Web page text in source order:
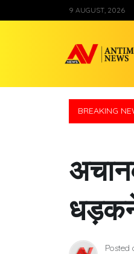
to
9 AUGUST, 2026
BREAKING
Posted